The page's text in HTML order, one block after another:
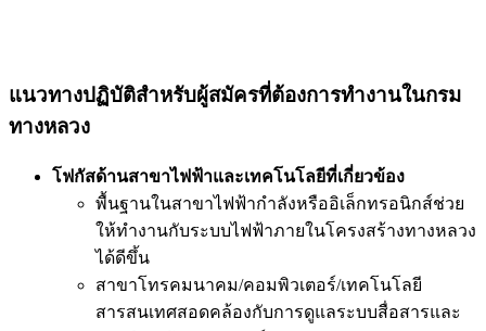
แนวทางปฏิบัติสำหรับผู้สมัครที่ต้องการทำงานในกรม
ทางหลวง
โฟกัสด้านสาขาไฟฟ้าและเทคโนโลยีที่เกี่ยวข้อง
พื้นฐานในสาขาไฟฟ้ากำลังหรืออิเล็กทรอนิกส์ช่วย
ให้ทำงานกับระบบไฟฟ้าภายในโครงสร้างทางหลวง
ได้ดีขึ้น
สาขาโทรคมนาคม/คอมพิวเตอร์/เทคโนโลยี
สารสนเทศสอดคล้องกับการดูแลระบบสื่อสารและ